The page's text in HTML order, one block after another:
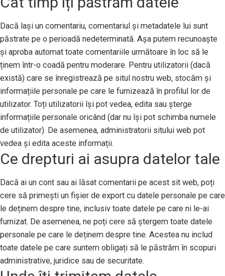
Dacă lași un comentariu, comentariul și metadatele lui sunt
păstrate pe o perioadă nedeterminată. Așa putem recunoaște
și aproba automat toate comentariile următoare în loc să le
ținem într-o coadă pentru moderare. Pentru utilizatorii (dacă
există) care se înregistrează pe situl nostru web, stocăm și
informațiile personale pe care le furnizează în profilul lor de
utilizator. Toți utilizatorii își pot vedea, edita sau șterge
informațiile personale oricând (dar nu își pot schimba numele
de utilizator). De asemenea, administratorii sitului web pot
vedea și edita aceste informații.
Ce drepturi ai asupra datelor tale
Dacă ai un cont sau ai lăsat comentarii pe acest sit web, poți
cere să primești un fișier de export cu datele personale pe care
le deținem despre tine, inclusiv toate datele pe care ni le-ai
furnizat. De asemenea, ne poți cere să ștergem toate datele
personale pe care le deținem despre tine. Acestea nu includ
toate datele pe care suntem obligați să le păstrăm în scopuri
administrative, juridice sau de securitate.